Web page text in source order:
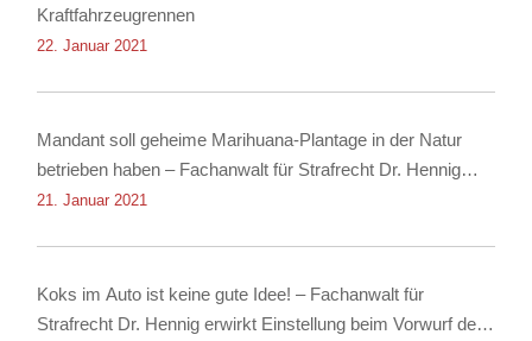
Kraftfahrzeugrennen
22. Januar 2021
Mandant soll geheime Marihuana-Plantage in der Natur
betrieben haben – Fachanwalt für Strafrecht Dr. Hennig
erwirkt Einstellung
21. Januar 2021
Koks im Auto ist keine gute Idee! – Fachanwalt für
Strafrecht Dr. Hennig erwirkt Einstellung beim Vorwurf des